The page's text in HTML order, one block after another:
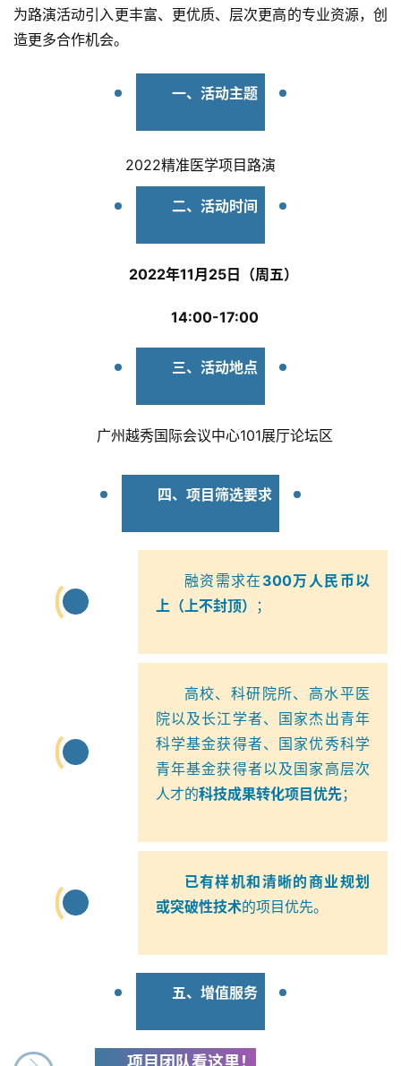
业
为路演活动引入更丰富、更优质、层次更高的专业资源，创
造更多合作机会。
一、活动主题
2022精准医学项目路演
二、活动时间
2022年11月25日（周五）
14:00-17:00
三、活动地点
广州越秀国际会议中心101展厅论坛区
四、项目筛选要求
融资需求在 300万人民币以
上（上不封顶）
；
高校、科研院所、高水平医
院以及长江学者、国家杰出青年
科学基金获得者、国家优秀科学
青年基金获得者以及国家高层次
人才的科技成果转化项目优先；
已有样机和清晰的商业规划
或突破性技术的项目优先。
五、增值服务
项目团队看这里！